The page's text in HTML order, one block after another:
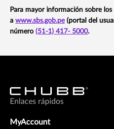
Para mayor información sobre
a www.sbs.gob.pe(portal del
número (51-1) 417- 5000.
Enlaces rápidos
MyAccount